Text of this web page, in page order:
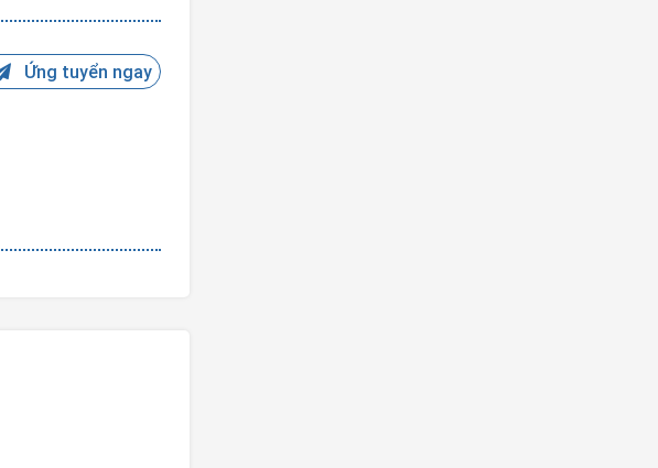
Ứng tuyển ngay